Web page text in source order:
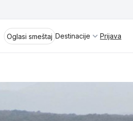
Oglasi smeštaj Destinacije Prijava